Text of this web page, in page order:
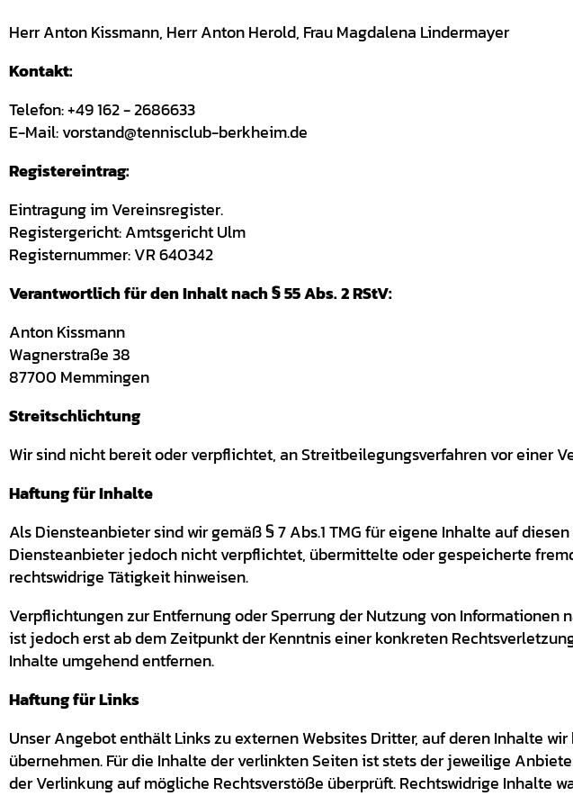
Herr Anton Kissmann, Herr Anton Herold, Frau Magdalena Lindermayer
Kontakt:
Telefon: +49 162 - 2686633
E-Mail: vorstand@tennisclub-berkheim.de
Registereintrag:
Eintragung im Vereinsregister.
Registergericht: Amtsgericht Ulm
Registernummer: VR 640342
Verantwortlich für den Inhalt nach § 55 Abs. 2 RStV:
Anton Kissmann
Wagnerstraße 38
87700 Memmingen
Streitschlichtung
Wir sind nicht bereit oder verpflichtet, an Streitbeilegungsverfahren vor einer
Haftung für Inhalte
Als Diensteanbieter sind wir gemäß § 7 Abs.1 TMG für eigene Inhalte auf
Diensteanbieter jedoch nicht verpflichtet, übermittelte oder gespeicherte
rechtswidrige Tätigkeit hinweisen.
Verpflichtungen zur Entfernung oder Sperrung der Nutzung von
ist jedoch erst ab dem Zeitpunkt der Kenntnis einer konkreten
Inhalte umgehend entfernen.
Haftung für Links
Unser Angebot enthält Links zu externen Websites Dritter, auf deren Inhalte
übernehmen. Für die Inhalte der verlinkten Seiten ist stets der jeweilige
der Verlinkung auf mögliche Rechtsverstöße überprüft. Rechtswidrige Inhalte